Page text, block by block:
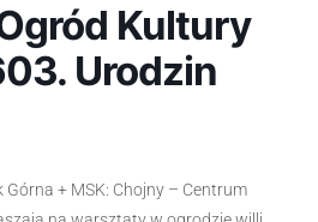
Kultury
Urodzin
Górna + MSK: Chojny – Centrum